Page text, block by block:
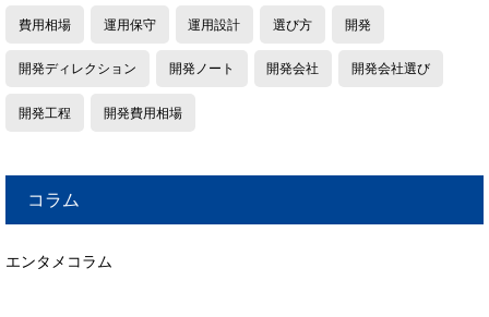
費用相場 運用保守 運用設計 選び方 開発
開発ディレクション 開発ノート 開発会社 開発会社選び
開発工程 開発費用相場
コラム
エンタメコラム